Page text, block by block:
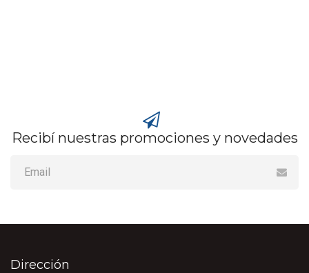
Recibí nuestras promociones y novedades
Dirección